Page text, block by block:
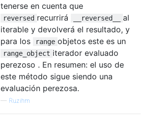
tenerse en cuenta que
reversed recurrirá __reversed__
al
iterable y devolverá el resultado, y
para los
range objetos este es un
range_object iterador evaluado
perezoso . En resumen: el uso de
este método sigue siendo una
evaluación perezosa.
— Ruzihm